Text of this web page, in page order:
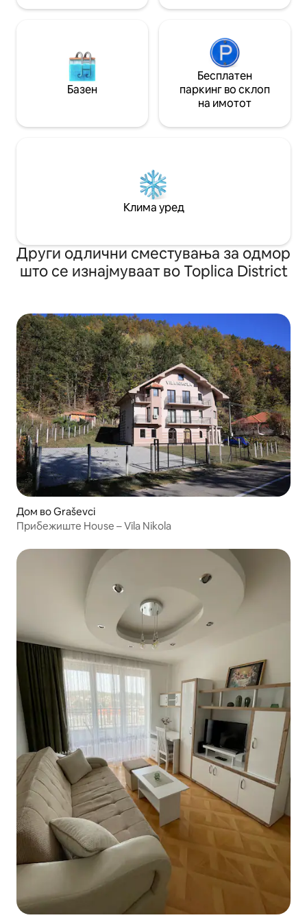
Базен
Бесплатен
паркинг во склоп
на имотот
Клима уред
Други одлични сместувања за одмор
што се изнајмуваат во Toplica District
Дом во Graševci
Прибежиште House – Vila Nikola